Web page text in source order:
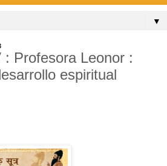
▼
Profesora Leonor :
espiritual